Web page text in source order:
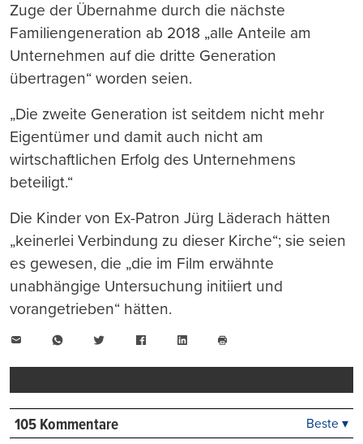
Zuge der Übernahme durch die nächste
Familiengeneration ab 2018 „alle Anteile am
Unternehmen auf die dritte Generation
übertragen“ worden seien.
„Die zweite Generation ist seitdem nicht mehr
Eigentümer und damit auch nicht am
wirtschaftlichen Erfolg des Unternehmens
beteiligt.“
Die Kinder von Ex-Patron Jürg Läderach hätten
„keinerlei Verbindung zu dieser Kirche“; sie seien
es gewesen, die „die im Film erwähnte
unabhängige Untersuchung initiiert und
vorangetrieben“ hätten.
WhatsAppTwitter FacebookLinkedIn
drucken
105 Kommentare Beste ▾